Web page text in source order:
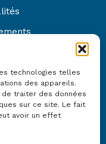
technologies telles
des appareils.
traiter des données
sur ce site. Le fait
avoir un effet
e-learning
fréquentes